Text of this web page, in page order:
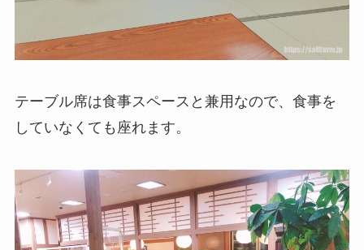
テーブル席は食事スペースと兼用なので、食事を
していなくても座れます。